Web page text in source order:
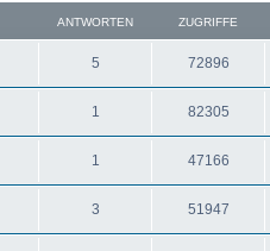
ANTWORTEN ZUGRIFFE
5 72896
1 82305
1 47166
3 51947